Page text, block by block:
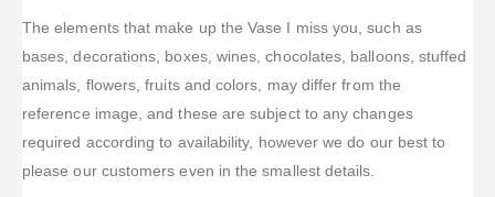
The elements that make up the Vase I miss you, such as
bases, decorations, boxes, wines, chocolates, balloons, stuffed
animals, flowers, fruits and colors, may differ from the
reference image, and these are subject to any changes
required according to availability, however we do our best to
please our customers even in the smallest details.